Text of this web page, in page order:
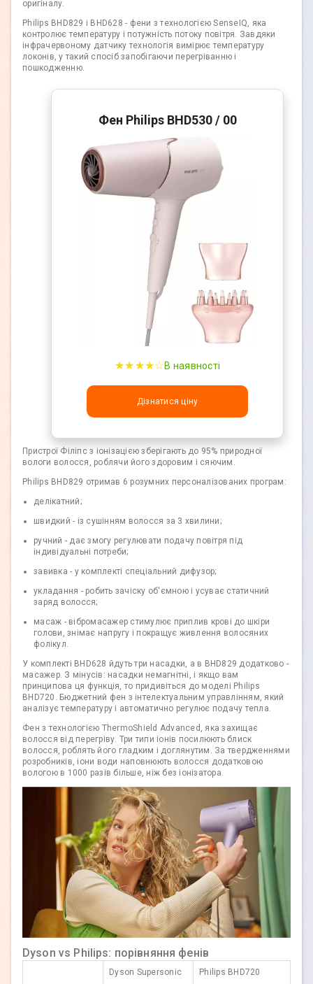
оригіналу.
Philips BHD829 і BHD628 - фени з технологією SenseIQ, яка
контролює температуру і потужність потоку повітря. Завдяки
інфрачервоному датчику технологія вимірює температуру
локонів, у такий спосіб запобігаючи перегріванню і
пошкодженню.
Фен Philips BHD530 / 00
★★★★☆В наявності
Дізнатися ціну
Пристрої Філіпс з іонізацією зберігають до 95% природної
вологи волосся, роблячи його здоровим і сяючим.
Philips BHD829 отримав 6 розумних персоналізованих програм:
делікатний;
швидкий - із сушінням волосся за 3 хвилини;
ручний - дає змогу регулювати подачу повітря під
індивідуальні потреби;
завивка - у комплекті спеціальний дифузор;
укладання - робить зачіску об'ємною і усуває статичний
заряд волосся;
масаж - вібромасажер стимулює приплив крові до шкіри
голови, знімає напругу і покращує живлення волосяних
фолікул.
У комплекті BHD628 йдуть три насадки, а в BHD829 додатково -
масажер. З мінусів: насадки немагнітні, і якщо вам
принципова ця функція, то придивіться до моделі Philips
BHD720. Бюджетний фен з інтелектуальним управлінням, який
аналізує температуру і автоматично регулює подачу тепла.
Фен з технологією ThermoShield Advanced, яка захищає
волосся від перегріву. Три типи іонів посилюють блиск
волосся, роблять його гладким і доглянутим. За твердженнями
розробників, іони води наповнюють волосся додатковою
вологою в 1000 разів більше, ніж без іонізатора.
Dyson vs Philips: порівняння фенів
Dyson Supersonic Philips BHD720